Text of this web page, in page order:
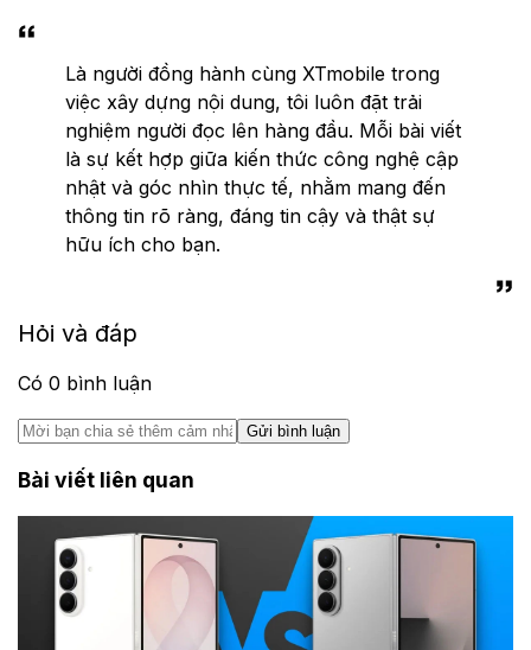
Là người đồng hành cùng XTmobile trong
việc xây dựng nội dung, tôi luôn đặt trải
nghiệm người đọc lên hàng đầu. Mỗi bài viết
là sự kết hợp giữa kiến thức công nghệ cập
nhật và góc nhìn thực tế, nhằm mang đến
thông tin rõ ràng, đáng tin cậy và thật sự
hữu ích cho bạn.
Hỏi và đáp
Có 0 bình luận
Gửi bình luận
Bài viết liên quan